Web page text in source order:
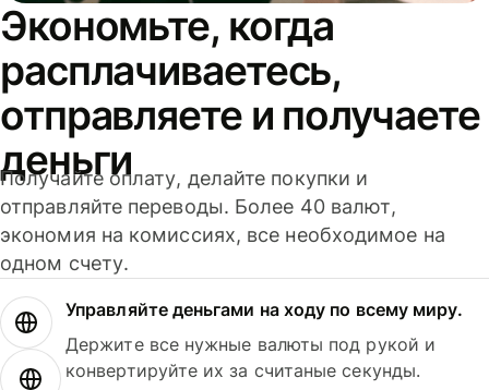
Экономьте, когда
расплачиваетесь,
отправляете и получаете
деньги
Получайте оплату, делайте покупки и
отправляйте переводы. Более 40 валют,
экономия на комиссиях, все необходимое на
одном счету.
Управляйте деньгами на ходу по всему миру.
Держите все нужные валюты под рукой и
конвертируйте их за считаные секунды.